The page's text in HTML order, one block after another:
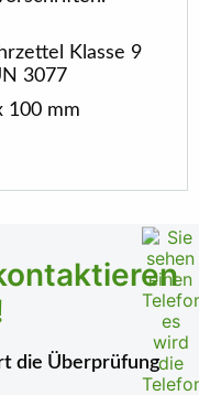
Klasse 9
3077
100 mm
die Überprüfung